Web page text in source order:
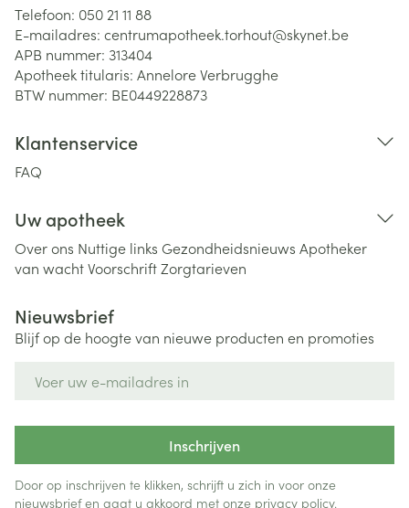
Telefoon: 050 21 11 88
E-mailadres: centrumapotheek.torhout@skynet.be
APB nummer: 313404
Apotheek titularis: Annelore Verbrugghe
BTW nummer: BE0449228873
Klantenservice
FAQ
Uw apotheek
Over ons Nuttige links Gezondheidsnieuws Apotheker
van wachtVoorschriftZorgtarieven
Nieuwsbrief
Blijf op de hoogte van nieuwe producten en promoties
Inschrijven
Door op inschrijven te klikken, schrijft u zich in voor onze
nieuwsbrief en gaat u akkoord met onze privacy policy.